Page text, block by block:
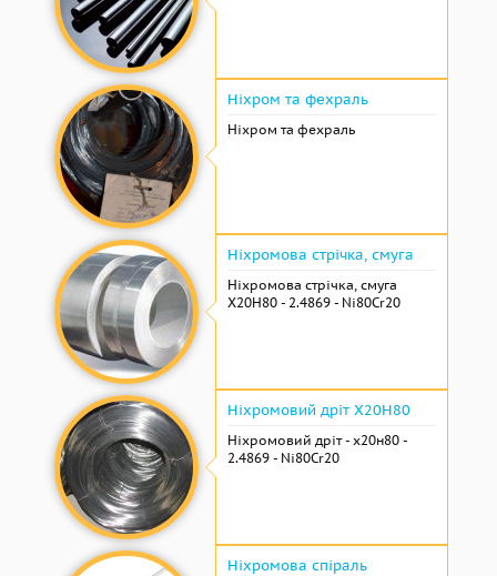
Ніхром та фехраль
Ніхром та фехраль
Ніхромова стрічка, смуга
Ніхромова стрічка, смуга
Х20Н80 - 2.4869 - Ni80Cr20
Ніхромовий дріт Х20Н80
Ніхромовий дріт - х20н80 -
2.4869 - Ni80Cr20
Ніхромова спіраль